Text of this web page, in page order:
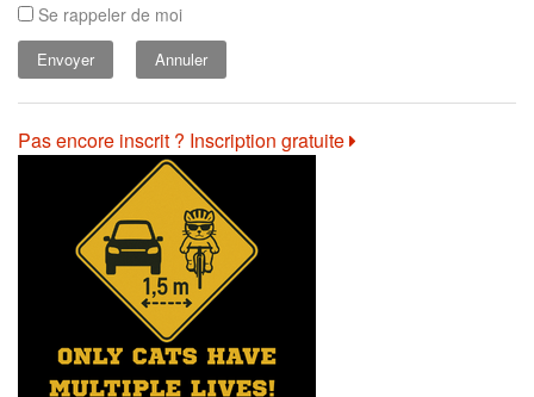
Se rappeler de moi
Annuler
Pas encore inscrit ? Inscription gratuite